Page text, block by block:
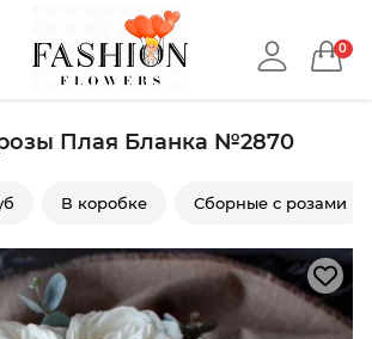
0
Плая Бланка №2870
В коробке Сборные с розами